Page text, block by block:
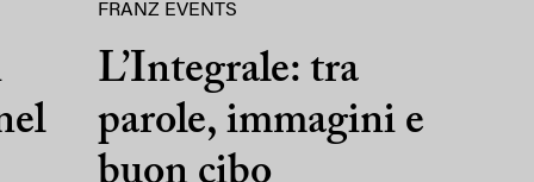
FRANZ EVENTS
L’Integrale: tra
parole, immagini e